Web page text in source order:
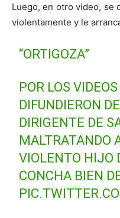
Luego, en otro video, se
violentamente y le
“ORTIGOZA”
POR LOS
DIFUNDIERON
DIRIGENTE DE
MALTRATANDO
VIOLENTO HIJO
CONCHA BIEN